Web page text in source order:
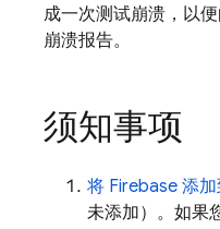
成一次测试崩溃，以
崩溃报告。
须知事项
将 Firebase 添
未添加）。如果